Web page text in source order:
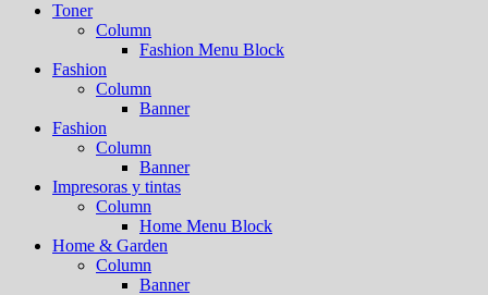
Toner
Column
Fashion Menu Block
Fashion
Column
Banner
Fashion
Column
Banner
Impresoras y tintas
Column
Home Menu Block
Home & Garden
Column
Banner